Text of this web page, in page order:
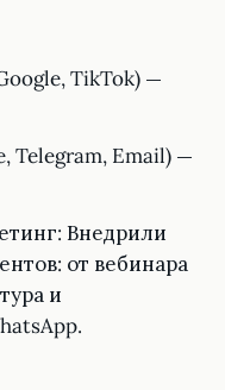
TikTok) —
Telegram, Email) —
Внедрили
от вебинара
и